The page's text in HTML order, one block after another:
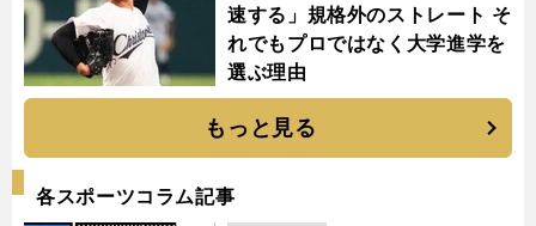
速する」規格外のストレート そ
れでもプロではなく大学進学を
選ぶ理由
もっと見る
各スポーツコラム記事